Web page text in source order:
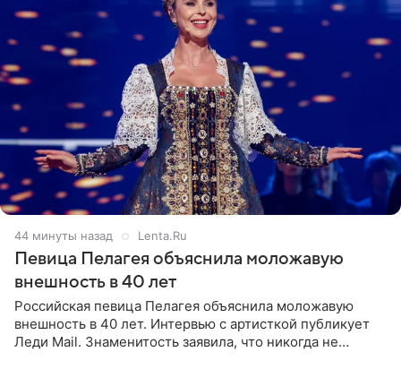
44 минуты назад Lenta.Ru
Певица Пелагея объяснила моложавую
внешность в 40 лет
Российская певица Пелагея объяснила моложавую
внешность в 40 лет. Интервью с артисткой публикует
Леди Mail. Знаменитость заявила, что никогда не